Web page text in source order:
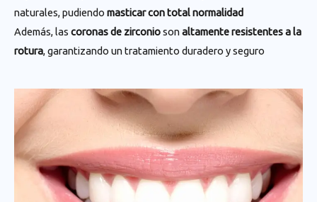
naturales, pudiendo masticar con total normalidad
Además, las coronas de zirconiosonaltamente resistentes a la
rotura, garantizando un tratamiento duradero y seguro